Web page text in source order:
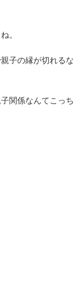
。
子の縁が切れるな
関係なんてこっち